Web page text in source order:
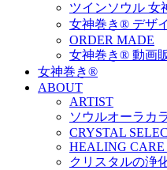
ツインソウル 女
女神巻き® デザ
ORDER MADE
女神巻き® 動画
女神巻き®
ABOUT
ARTIST
ソウルオーラカ
CRYSTAL
HEALING
クリスタルの浄